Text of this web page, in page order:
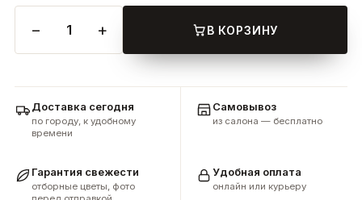
− 1 + В КОРЗИНУ
Доставка сегодня
по городу, к удобному
времени
Самовывоз
из салона — бесплатно
Гарантия свежести
отборные цветы, фото
Удобная оплата
онлайн или курьеру